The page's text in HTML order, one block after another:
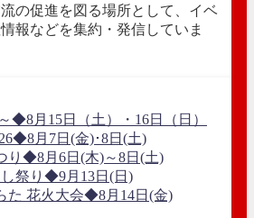
の促進を図る場所として、イベ
報などを集約・発信していま
◆8月15日（土）・16日（日）
月7日(金)･8日(土)
り◆8月6日(木)～8日(土)
祭り◆9月13日(日)
た 花火大会◆8月14日(金)